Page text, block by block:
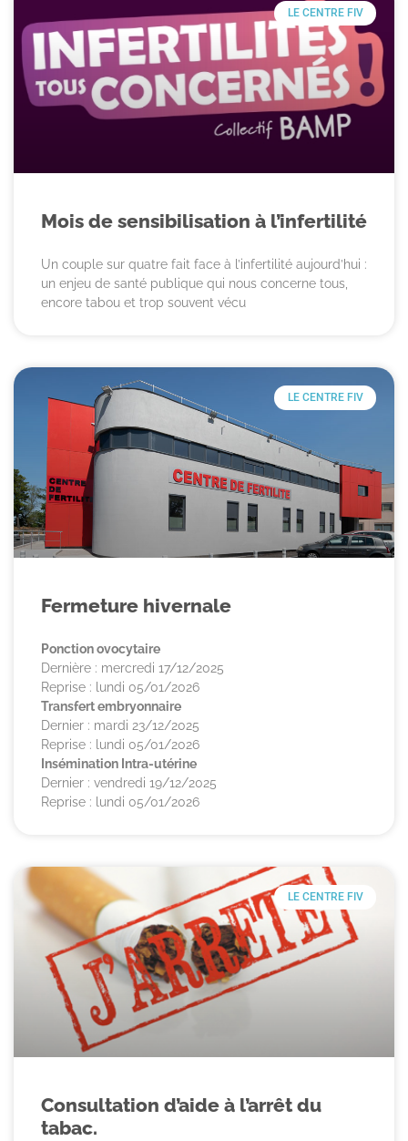
LE CENTRE FIV
Mois de sensibilisation à l’infertilité
Un couple sur quatre fait face à l’infertilité aujourd’hui :
un enjeu de santé publique qui nous concerne tous,
encore tabou et trop souvent vécu
LE CENTRE FIV
Fermeture hivernale
Ponction ovocytaire
Dernière : mercredi 17/12/2025
Reprise : lundi 05/01/2026
Transfert embryonnaire
Dernier : mardi 23/12/2025
Reprise : lundi 05/01/2026
Insémination Intra-utérine
Dernier : vendredi 19/12/2025
Reprise : lundi 05/01/2026
LE CENTRE FIV
Consultation d’aide à l’arrêt du
tabac.